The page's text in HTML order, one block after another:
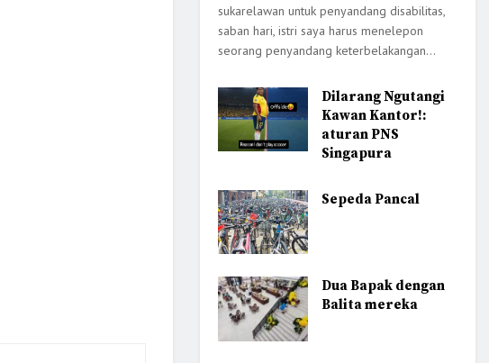
sukarelawan untuk penyandang disabilitas,
saban hari, istri saya harus menelepon
seorang penyandang keterbelakangan...
Dilarang Ngutangi
Kawan Kantor!:
aturan PNS
Singapura
Sepeda Pancal
Dua Bapak dengan
Balita mereka